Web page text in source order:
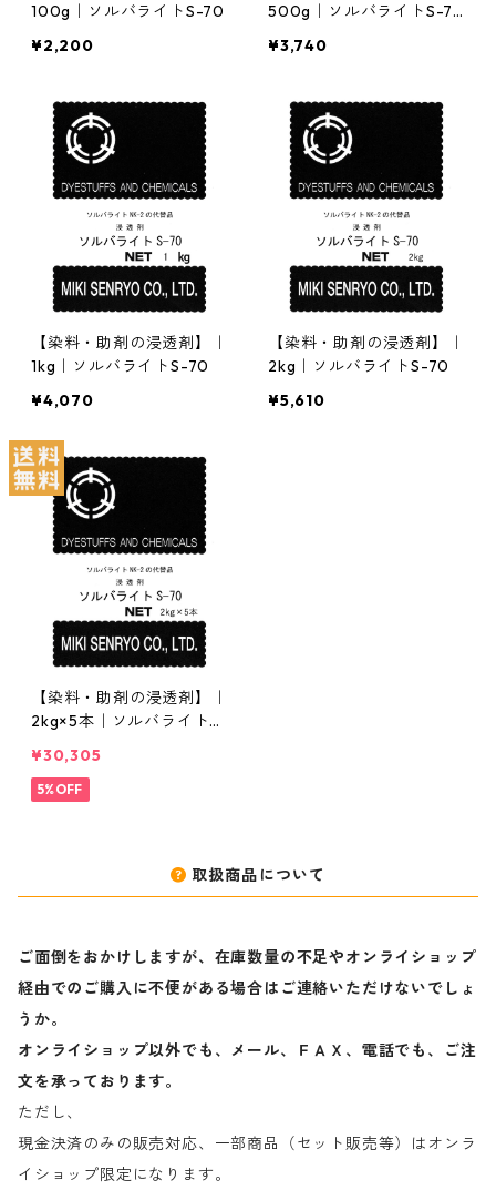
100g｜ソルバライトS-70
¥2,200
500g｜ソルバライトS-7
¥3,740
【染料・助剤の浸透剤】｜
1kg｜ソルバライトS-70
¥4,070
【染料・助剤の浸透剤】｜
2kg｜ソルバライトS-70
¥5,610
【染料・助剤の浸透剤】｜
2kg×5本｜ソルバライトS-
¥30,305
5%OFF
取扱商品について
ご面倒をおかけしますが、在庫数量の不足やオンライショップ
経由でのご購入に不便がある場合はご連絡いただけないでしょ
うか。
オンライショップ以外でも、メール、ＦＡＸ、電話でも、ご注
文を承っております。
ただし、
現金決済のみの販売対応、一部商品（セット販売等）はオンラ
イショップ限定になります。